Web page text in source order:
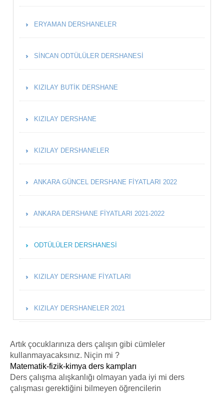
ERYAMAN DERSHANELER
SINCAN ODTÜLÜLER DERSHANESI
KIZILAY BUTIK DERSHANE
KIZILAY DERSHANE
KIZILAY DERSHANELER
ANKARA GÜNCEL DERSHANE FIYATLARI 2022
ANKARA DERSHANE FIYATLARI 2021-2022
ODTÜLÜLER DERSHANESI
KIZILAY DERSHANE FIYATLARI
KIZILAY DERSHANELER 2021
Artık çocuklarınıza ders çalışın gibi cümleler
kullanmayacaksınız. Niçin mi ?
Matematik-fizik-kimya ders kampları
Ders çalışma alışkanlığı olmayan yada iyi mi ders
çalışması gerektiğini bilmeyen öğrencilerin